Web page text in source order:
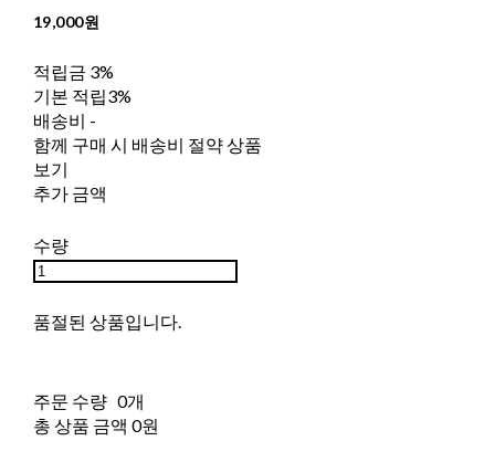
19,000원
적립금 3%
기본 적립3%
배송비 -
함께 구매 시 배송비 절약 상품
보기
추가 금액
수량
품절된 상품입니다.
주문 수량 0개
총 상품 금액 0원